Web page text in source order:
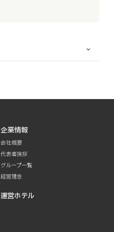
企業情報
会社概要
代表者挨拶
グループ一覧
経営理念
運営ホテル